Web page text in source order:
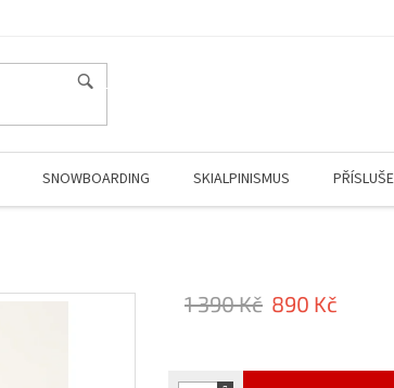
SNOWBOARDING SKIALPINISMUS
1 390 Kč 890 Kč